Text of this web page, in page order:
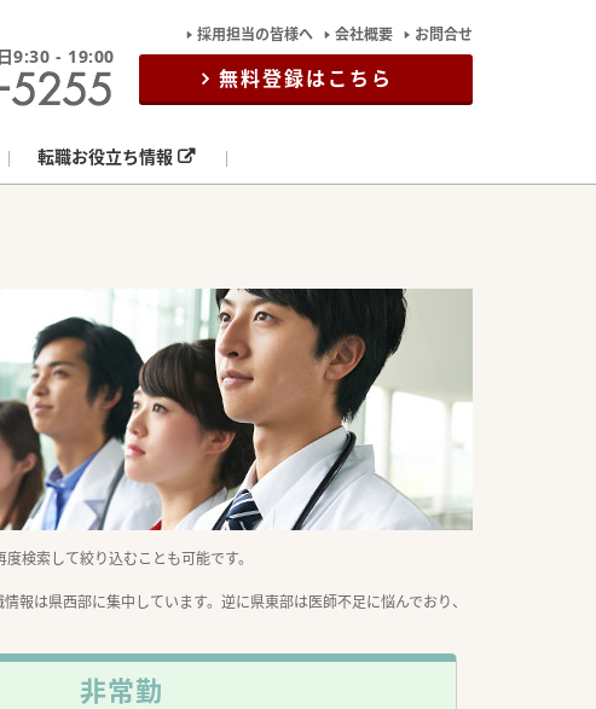
9:30 - 19:00
採用担当の皆様へ 会社概要 お問合せ
無料登録はこちら
転職お役立ち情報
検索して絞り込むことも可能です。
は県西部に集中しています。逆に県東部は医師不足に悩んでおり、
非常勤